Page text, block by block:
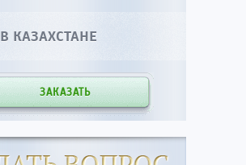
В КАЗАХСТАНЕ
ЗАКАЗАТЬ